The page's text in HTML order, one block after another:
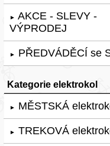
► AKCE - SLEVY -
VÝPRODEJ
► PŘEDVÁDĚCÍ se
Kategorie elektrokol
► MĚSTSKÁ
► TREKOVÁ